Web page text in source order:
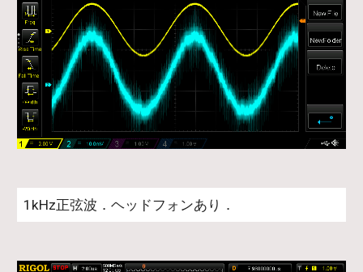
1kHz正弦波．ヘッドフォンあり．